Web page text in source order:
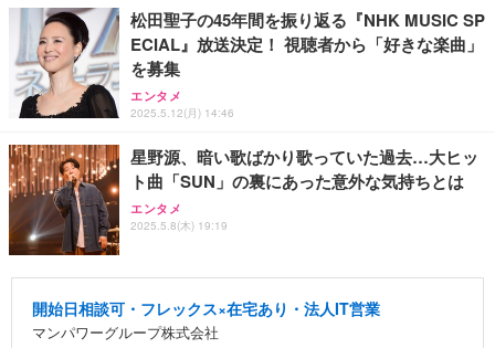
松田聖子の45年間を振り返る『NHK MUSIC SP
ECIAL』放送決定！ 視聴者から「好きな楽曲」
を募集
エンタメ
2025.5.12(月) 14:46
星野源、暗い歌ばかり歌っていた過去…大ヒッ
ト曲「SUN」の裏にあった意外な気持ちとは
エンタメ
2025.5.8(木) 19:19
開始日相談可・フレックス×在宅あり・法人IT営業
マンパワーグループ株式会社